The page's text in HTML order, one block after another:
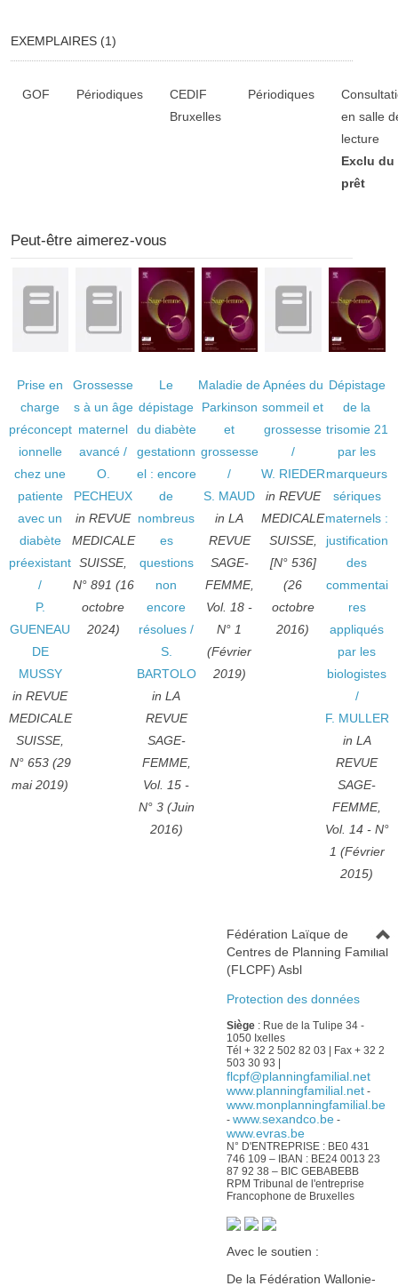
EXEMPLAIRES (1)
GOF
Périodiques
CEDIF
Bruxelles
Périodiques
en salle
lecture
Exclu du
prêt
Peut-être aimerez-vous
Prise en
charge
préconcept
ionnelle
chez une
patiente
avec un
diabète
préexistant
/
P.
GUENEAU
DE
MUSSY
in REVUE
MEDICALE
SUISSE,
N° 653 (29
mai 2019)
Grossesse
s à un âge
maternel
avancé /
O.
PECHEUX
in REVUE
MEDICALE
SUISSE,
N° 891 (16
octobre
2024)
Le
dépistage
du diabète
gestationn
el : encore
de
nombreus
es
questions
non
encore
résolues /
S.
BARTOLO
in LA
REVUE
SAGE-
FEMME,
Vol. 15 -
N° 3 (Juin
2016)
Maladie de
Parkinson
et
grossesse
/
S. MAUD
in LA
REVUE
SAGE-
FEMME,
Vol. 18 -
N° 1
(Février
2019)
Apnées du
sommeil et
grossesse
/
W. RIEDER
in REVUE
MEDICALE
SUISSE,
[N° 536]
(26
octobre
2016)
Dépistage
de la
trisomie 21
par les
marqueurs
sériques
maternels :
justification
des
commentai
res
appliqués
par les
biologistes
/
F. MULLER
in LA
REVUE
SAGE-
FEMME,
Vol. 14 - N°
1 (Février
2015)
Fédération Laïque de
Centres de Planning Familial
(FLCPF) Asbl
Protection des données
Siège: Rue de la Tulipe 34 -
1050 Ixelles
Tél + 32 2 502 82 03 | Fax + 32 2
503 30 93 |
flcpf@planningfamilial.net
www.planningfamilial.net-
www.monplanningfamilial.be
- www.sexandco.be-
www.evras.be
N° D'ENTREPRISE : BE0 431
746 109 – IBAN : BE24 0013 23
87 92 38 – BIC GEBABEBB
RPM Tribunal de l'entreprise
Francophone de Bruxelles
Avec le soutien :
De la Fédération Wallonie-